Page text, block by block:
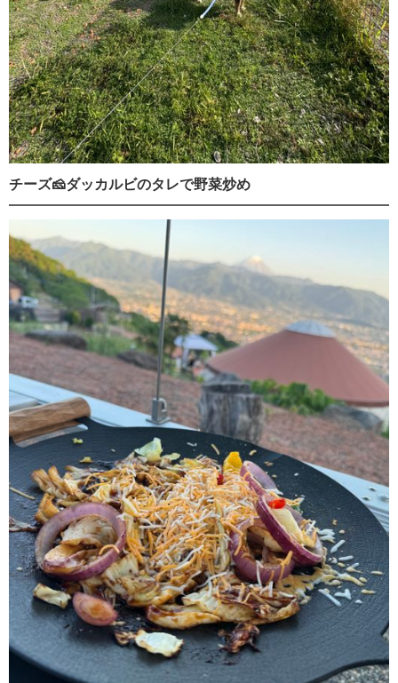
チーズ🧀ダッカルビのタレで野菜炒め